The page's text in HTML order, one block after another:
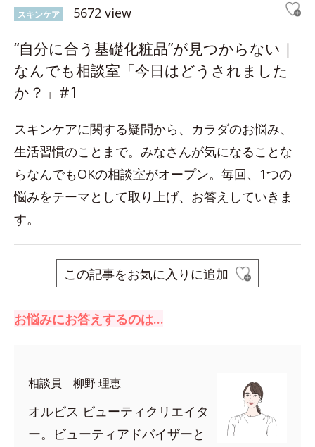
スキンケア 5672 view
“自分に合う基礎化粧品”が見つからない｜
なんでも相談室「今日はどうされました
か？」#1
スキンケアに関する疑問から、カラダのお悩み、
生活習慣のことまで。みなさんが気になることな
らなんでもOKの相談室がオープン。毎回、1つの
悩みをテーマとして取り上げ、お答えしていきま
す。
この記事をお気に入りに追加
お悩みにお答えするのは…
相談員 柳野 理恵
オルビス ビューティクリエイタ
ー。ビューティアドバイザーと